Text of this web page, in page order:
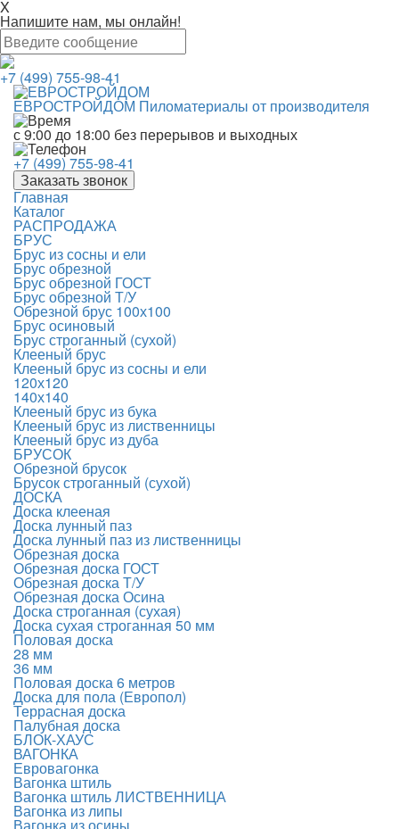
X
Напишите нам, мы онлайн!
+7 (499) 755-98-41
ЕВРОСТРОЙДОМ Пиломатериалы от производителя
с 9:00 до 18:00 без перерывов и выходных
+7 (499) 755-98-41
Заказать звонок
Главная
Каталог
РАСПРОДАЖА
БРУС
Брус из сосны и ели
Брус обрезной
Брус обрезной ГОСТ
Брус обрезной Т/У
Обрезной брус 100х100
Брус осиновый
Брус строганный (сухой)
Клееный брус
Клееный брус из сосны и ели
120х120
140х140
Клееный брус из бука
Клееный брус из лиственницы
Клееный брус из дуба
БРУСОК
Обрезной брусок
Брусок строганный (сухой)
ДОСКА
Доска клееная
Доска лунный паз
Доска лунный паз из лиственницы
Обрезная доска
Обрезная доска ГОСТ
Обрезная доска Т/У
Обрезная доска Осина
Доска строганная (сухая)
Доска сухая строганная 50 мм
Половая доска
28 мм
36 мм
Половая доска 6 метров
Доска для пола (Европол)
Террасная доска
Палубная доска
БЛОК-ХАУС
ВАГОНКА
Евровагонка
Вагонка штиль
Вагонка штиль ЛИСТВЕННИЦА
Вагонка из липы